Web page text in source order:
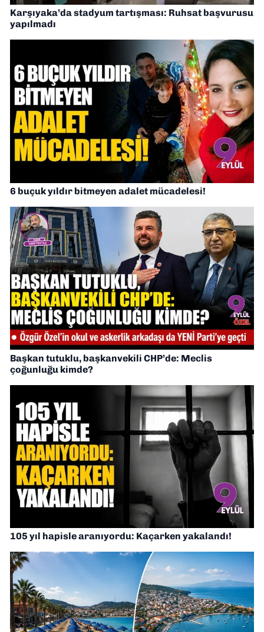
Karşıyaka’da stadyum tartışması: Ruhsat başvurusu
yapılmadı
6 buçuk yıldır bitmeyen adalet mücadelesi!
Başkan tutuklu, başkanvekili CHP’de: Meclis
çoğunluğu kimde?
105 yıl hapisle aranıyordu: Kaçarken yakalandı!